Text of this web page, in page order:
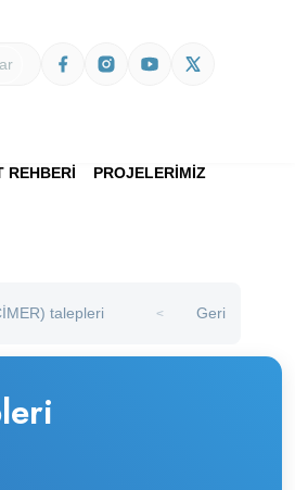
REHBERİ PROJELERİMİZ
talepleri > Geri